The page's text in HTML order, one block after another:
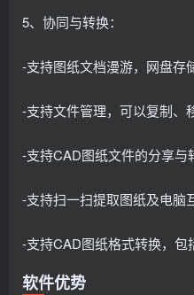
5、协同与转换：
-支持图纸文档漫游，网盘存
-支持文件管理，可以复制、
-支持CAD图纸文件的分享与
-支持扫一扫提取图纸及电脑
-支持CAD图纸格式转换，包
软件优势